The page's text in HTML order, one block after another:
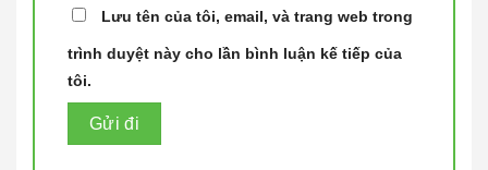
Lưu tên của tôi, email, và trang web trong
trình duyệt này cho lần bình luận kế tiếp của
tôi.